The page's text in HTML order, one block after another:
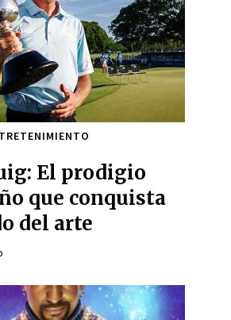
El prodigio
que conquista
del arte